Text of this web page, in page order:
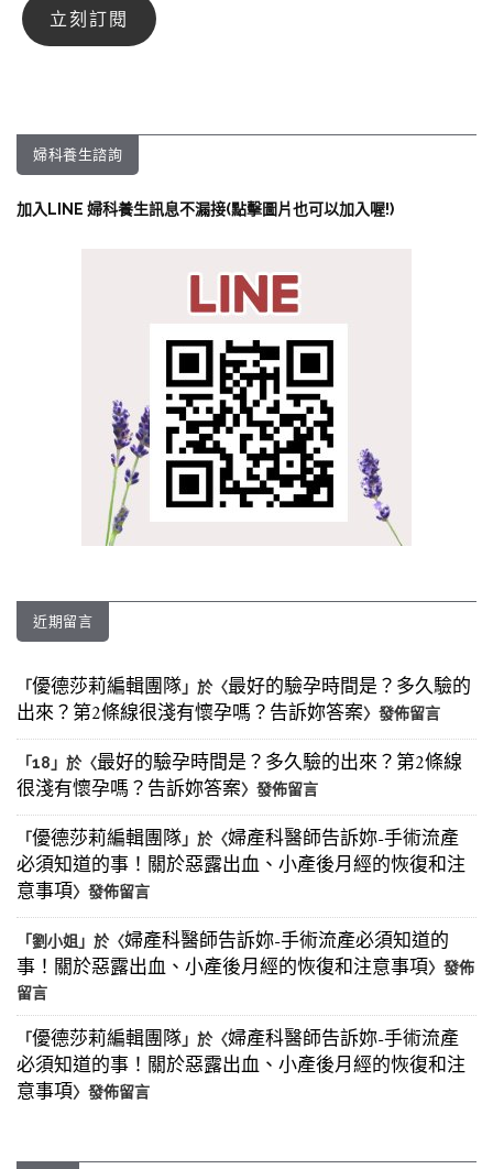
婦科養生諮詢
加入LINE 婦科養生訊息不漏接(點擊圖片也可以加入喔!)
近期留言
「優德莎莉編輯團隊」於〈最好的驗孕時間是？多久驗的
出來？第2條線很淺有懷孕嗎？告訴妳答案〉發佈留言
「18 」於〈最好的驗孕時間是？多久驗的出來？第2條線
很淺有懷孕嗎？告訴妳答案〉發佈留言
「優德莎莉編輯團隊」於〈婦產科醫師告訴妳-手術流產
必須知道的事！關於惡露出血、小產後月經的恢復和注
意事項〉發佈留言
「劉小姐 」於〈婦產科醫師告訴妳-手術流產必須知道的
事！關於惡露出血、小產後月經的恢復和注意事項〉發佈
留言
「優德莎莉編輯團隊」於〈婦產科醫師告訴妳-手術流產
必須知道的事！關於惡露出血、小產後月經的恢復和注
意事項〉發佈留言